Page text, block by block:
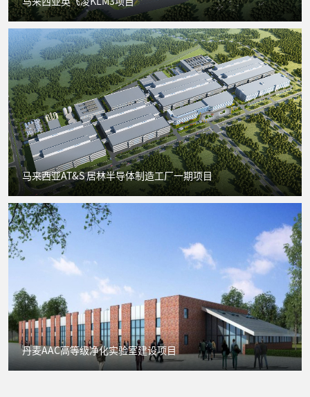
马来西亚AT&S 居林半导体制造工厂一期项目
丹麦AAC高等级净化实验室建设项目